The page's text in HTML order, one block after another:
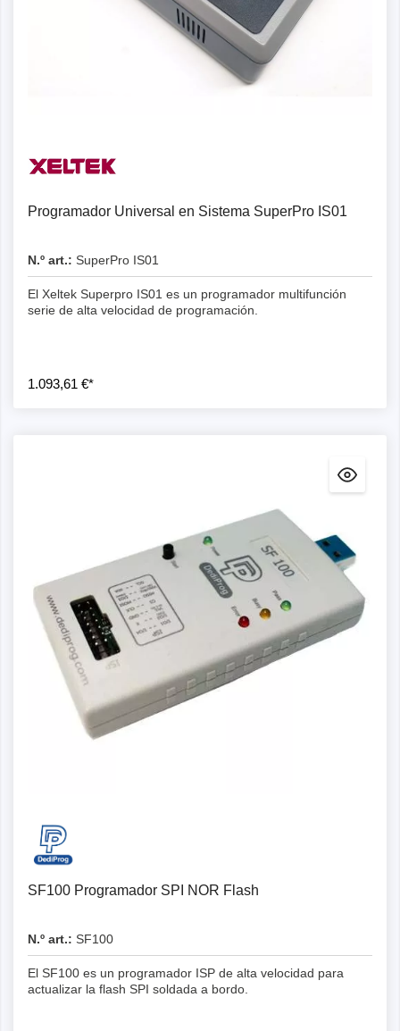
Programador Universal en Sistema SuperPro IS01
N.º art.: SuperPro IS01
El Xeltek Superpro IS01 es un programador multifunción
serie de alta velocidad de programación.
1.093,61 €*
SF100 Programador SPI NOR Flash
N.º art.: SF100
El SF100 es un programador ISP de alta velocidad para
actualizar la flash SPI soldada a bordo.